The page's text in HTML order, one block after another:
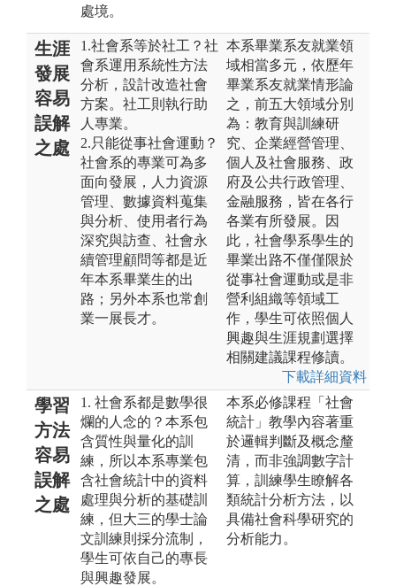
處境。
生涯
發展
容易
誤解
之處
1.社會系等於社工？社
會系運用系統性方法
分析，設計改造社會
方案。社工則執行助
人專業。
2.只能從事社會運動？
社會系的專業可為多
面向發展，人力資源
管理、數據資料蒐集
與分析、使用者行為
深究與訪查、社會永
續管理顧問等都是近
年本系畢業生的出
路；另外本系也常創
業一展長才。
本系畢業系友就業領
域相當多元，依歷年
畢業系友就業情形論
之，前五大領域分別
為：教育與訓練研
究、企業經營管理、
個人及社會服務、政
府及公共行政管理、
金融服務，皆在各行
各業有所發展。因
此，社會學系學生的
畢業出路不僅僅限於
從事社會運動或是非
營利組織等領域工
作，學生可依照個人
興趣與生涯規劃選擇
相關建議課程修讀。
下載詳細資料
學習
方法
容易
誤解
之處
1. 社會系都是數學很
爛的人念的？本系包
含質性與量化的訓
練，所以本系專業包
含社會統計中的資料
處理與分析的基礎訓
練，但大三的學士論
文訓練則採分流制，
學生可依自己的專長
與興趣發展。
本系必修課程「社會
統計」教學內容著重
於邏輯判斷及概念釐
清，而非強調數字計
算，訓練學生瞭解各
類統計分析方法，以
具備社會科學研究的
分析能力。